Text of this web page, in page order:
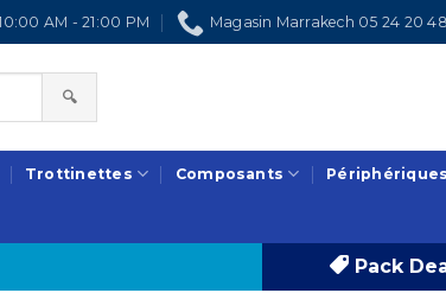
AM - 21:00 PM Magasin Marrakech 05 24 20
🔍
Trottinettes Composants Périphériques
Pack